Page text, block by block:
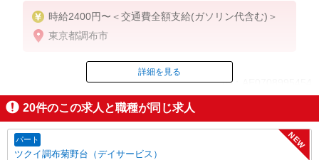
時給2400円〜＜交通費全額支給(ガソリン代含む)＞
東京都調布市
ID：AE0708995454
掲載期間終了
詳細を見る
20件のこの求人と職種が同じ求人
パート
ツクイ調布菊野台（デイサービス）
NEW